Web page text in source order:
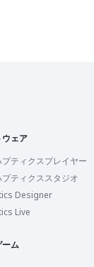
ウェア
プティクスプレイヤー
プティクススタジオ
Designer
Live
ム